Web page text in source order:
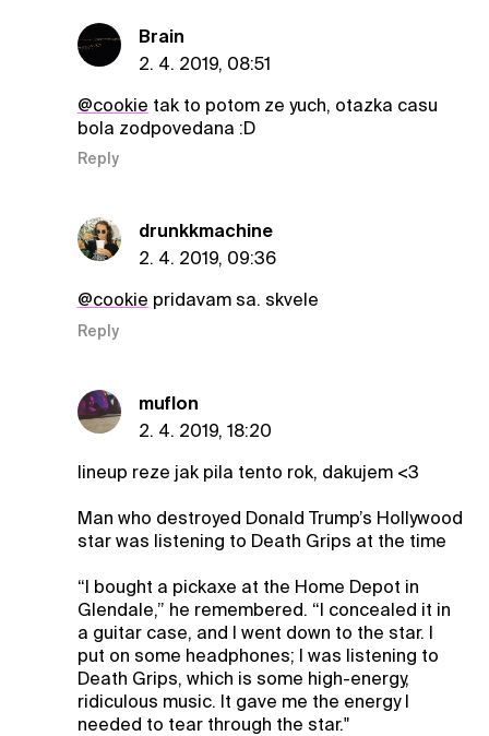
Brain
2. 4. 2019, 08:51
@cookie tak to potom ze yuch, otazka casu
bola zodpovedana :D
Reply
drunkkmachine
2. 4. 2019, 09:36
@cookie pridavam sa. skvele
Reply
muflon
2. 4. 2019, 18:20
lineup reze jak pila tento rok, dakujem <3
Man who destroyed Donald Trump’s Hollywood
star was listening to Death Grips at the time
“I bought a pickaxe at the Home Depot in
Glendale,” he remembered. “I concealed it in
a guitar case, and I went down to the star. I
put on some headphones; I was listening to
Death Grips, which is some high-energy,
ridiculous music. It gave me the energy I
needed to tear through the star."